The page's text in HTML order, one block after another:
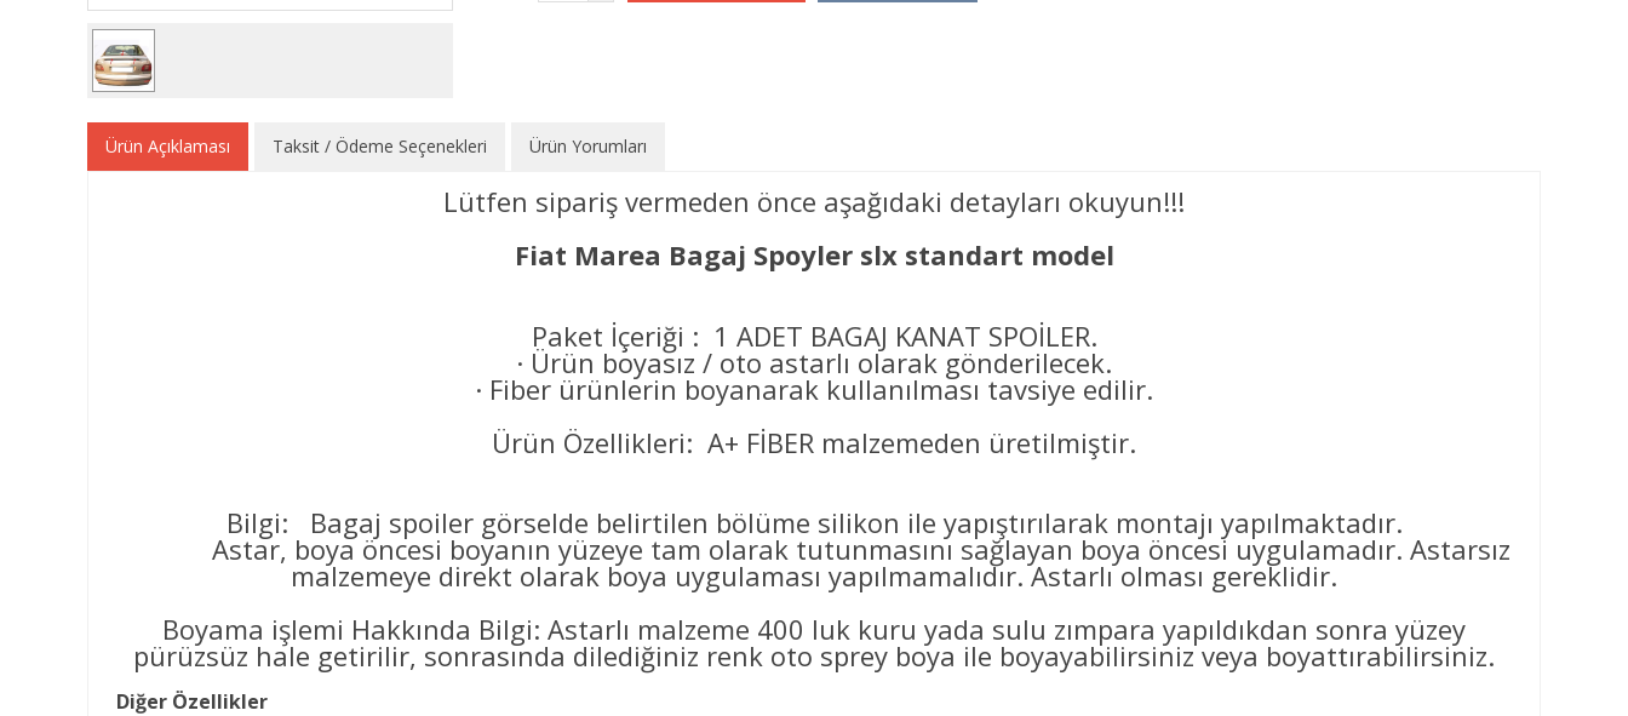
Ürün Açıklaması Taksit / Ödeme Seçenekleri Ürün Yorumları
Lütfen sipariş vermeden önce aşağıdaki detayları okuyun!!!
Fiat Marea Bagaj Spoyler slx standart model
Paket İçeriği : 1 ADET BAGAJ KANAT SPOİLER.
· Ürün boyasız / oto astarlı olarak gönderilecek.
· Fiber ürünlerin boyanarak kullanılması tavsiye edilir.
Ürün Özellikleri: A+ FİBER malzemeden üretilmiştir.
Bilgi: Bagaj spoiler görselde belirtilen bölüme silikon ile yapıştırılarak montajı yapılmaktadır.
Astar, boya öncesi boyanın yüzeye tam olarak tutunmasını sağlayan boya öncesi uygulamadır. Astarsız
malzemeye direkt olarak boya uygulaması yapılmamalıdır. Astarlı olması gereklidir.
Boyama işlemi Hakkında Bilgi: Astarlı malzeme 400 luk kuru yada sulu zımpara yapıldıkdan sonra yüzey
pürüzsüz hale getirilir, sonrasında dilediğiniz renk oto sprey boya ile boyayabilirsiniz veya boyattırabilirsiniz.
Diğer Özellikler